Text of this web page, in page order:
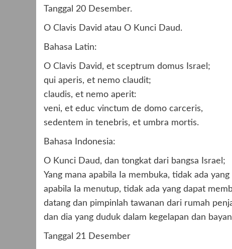
Tanggal 20 Desember.
O Clavis David atau O Kunci Daud.
Bahasa Latin:
O Clavis David, et sceptrum domus Israel;
qui aperis, et nemo claudit;
claudis, et nemo aperit:
veni, et educ vinctum de domo carceris,
sedentem in tenebris, et umbra mortis.
Bahasa Indonesia:
O Kunci Daud, dan tongkat dari bangsa Israel;
Yang mana apabila Ia membuka, tidak ada
apabila Ia menutup, tidak ada yang dapat
datang dan pimpinlah tawanan dari rumah
dan dia yang duduk dalam kegelapan dan
Tanggal 21 Desember